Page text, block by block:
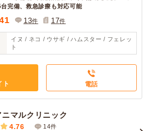
台完備、救急診療も対応可能
13件 17件
イヌ / ネコ / ウサギ / ハムスター / フェレッ
ト
ト 電話
ニマルクリニック
4.76
14件